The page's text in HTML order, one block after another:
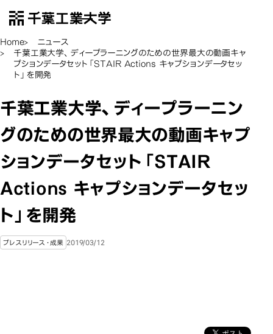
千葉工業大学
Open Menu
Home
ニュース
千葉工業大学、ディープラーニングのための世界最大の動画キャ
プションデータセット「STAIR Actions キャプションデータセッ
ト」を開発
千葉工業大学、ディープラーニン
グのための世界最大の動画キャプ
ションデータセット「STAIR
Actions キャプションデータセッ
ト」を開発
プレスリリース・成果 2019/03/12